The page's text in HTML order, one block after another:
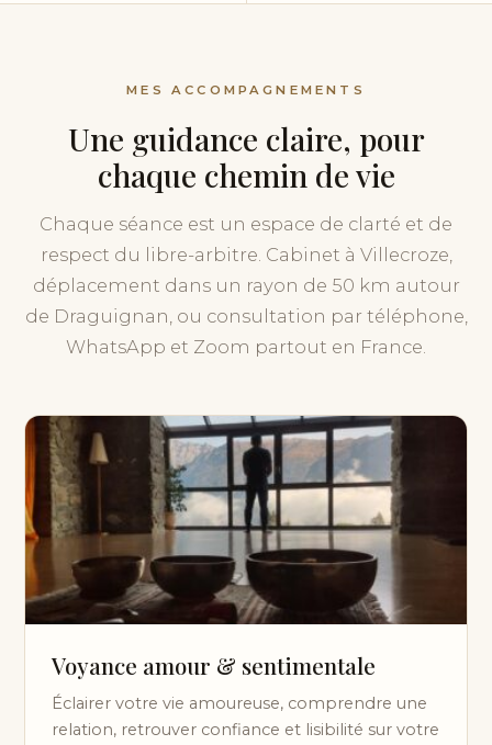
MES ACCOMPAGNEMENTS
Une guidance claire, pour
chaque chemin de vie
Chaque séance est un espace de clarté et de
respect du libre-arbitre. Cabinet à Villecroze,
déplacement dans un rayon de 50 km autour
de Draguignan, ou consultation par téléphone,
WhatsApp et Zoom partout en France.
Voyance amour & sentimentale
Éclairer votre vie amoureuse, comprendre une
relation, retrouver confiance et lisibilité sur votre